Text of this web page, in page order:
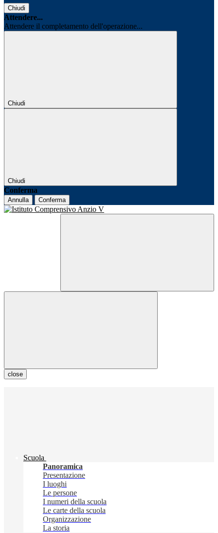
Chiudi
Attendere...
Attendere il completamento dell'operazione...
Chiudi
Chiudi
Conferma
Annulla Conferma
close
Scuola
Panoramica
Presentazione
I luoghi
Le persone
I numeri della scuola
Le carte della scuola
Organizzazione
La storia